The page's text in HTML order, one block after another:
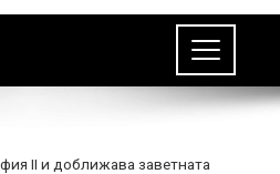
II и доближава заветната